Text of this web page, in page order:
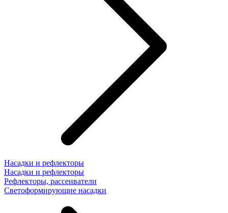
Насадки и рефлекторы
Насадки и рефлекторы
Рефлекторы, рассеиватели
Светоформирующие насадки